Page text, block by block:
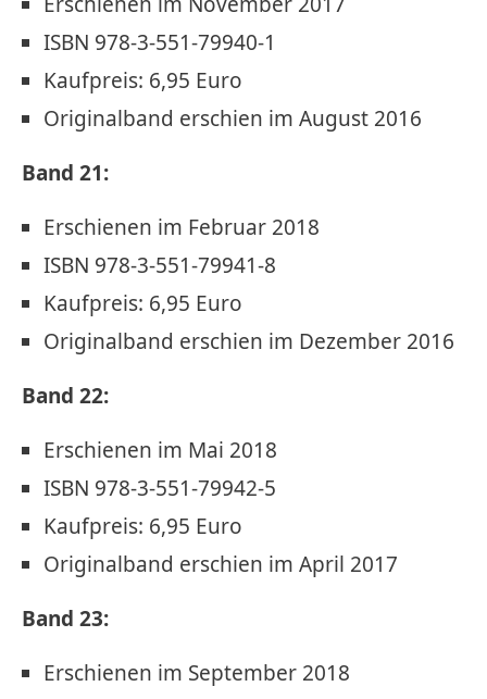
ISBN 978-3-551-79940-1
Kaufpreis: 6,95 Euro
Originalband erschien im August 2016
Band 21:
Erschienen im Februar 2018
ISBN 978-3-551-79941-8
Kaufpreis: 6,95 Euro
Originalband erschien im Dezember 2016
Band 22:
Erschienen im Mai 2018
ISBN 978-3-551-79942-5
Kaufpreis: 6,95 Euro
Originalband erschien im April 2017
Band 23:
Erschienen im September 2018